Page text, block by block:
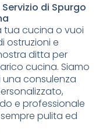
di Spurgo
tua cucina o vuoi
ostruzioni e
ditta per
cucina. Siamo
consulenza
e professionale
pulita ed